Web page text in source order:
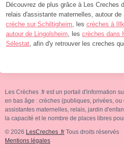
Découvrez de plus grâce à Les Creches
relais d'assistante maternelles, autour de
crèche sur Schiltigheim , les crèches à
autour de Lingolsheim , les crèches dans
Sélestat , afin d'y retrouver les creches
Les Crèches .fr est un portail d'information
en bas âge : crèches (publiques, privées,
assistantes maternelles, relais, jardin
la capacité et le nombre de places libres
© 2026 LesCreches .fr Tous droits réservés
Mentions légales